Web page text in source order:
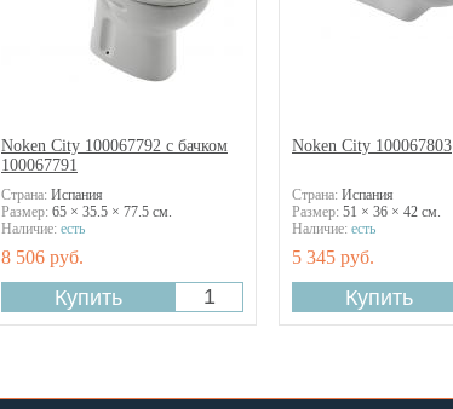
Noken City 100067792 с бачком
100067791
Страна: Испания
Размер: 65 × 35.5 × 77.5 см.
Наличие: есть
8 506 руб.
Noken City 100067803
Страна: Испания
Размер: 51 × 36 × 42 см.
Наличие: есть
5 345 руб.